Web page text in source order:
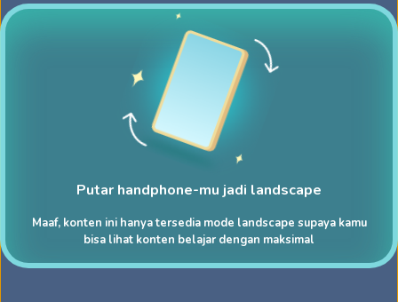
Putar handphone-mu jadi landscape
Maaf, konten ini hanya tersedia mode landscape supaya kamu
bisa lihat konten belajar dengan maksimal